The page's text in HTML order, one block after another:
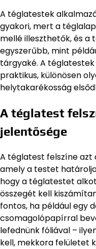
A téglatestek
gyakori, mert a
mellé illeszthetők, és a
egyszerűbb, mint
tárgyaké. A
praktikus, különösen
helytakarékosság
A téglatest
jelentősége
A téglatest felszíne azt
amely a testet
hogy a téglatestet
összegét kell
fontos, ha például egy
csomagolópapírral
lefednünk fóliával –
kell, mekkora felületet